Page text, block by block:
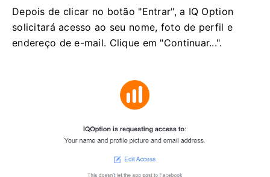
Depois de clicar no botão "Entrar", a IQ Option
solicitará acesso ao seu nome, foto de perfil e
endereço de e-mail. Clique em "Continuar...".